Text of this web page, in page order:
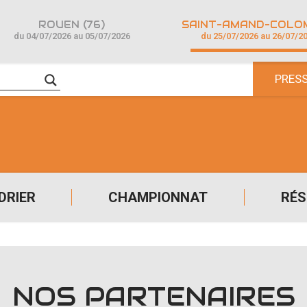
CHAMPIONNAT
ROUEN (76)
du 04/07/2026 au 05/07/2026 du 25/07/2026 au 26/07/
NOS PARTENAIRES